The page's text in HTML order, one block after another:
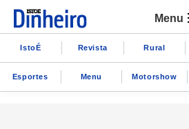
Menu
IstoÉ Revista Rural
Esportes Menu Motorshow